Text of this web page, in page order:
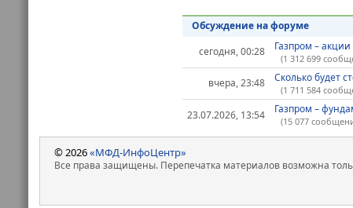
Обсуждение на форуме
сегодня, 00:28
Газпром – акции
(1 312 699
вчера, 23:48 Сколько будет
(1 711 584
23.07.2026, 13:54 Газпром –
(15 077
© 2026«МФД-ИнфоЦентр»
Все права защищены. Перепечатка материалов возможна